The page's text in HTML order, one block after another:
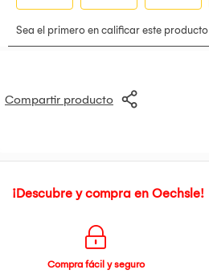
Compartir producto
¡Descubre y compra en Oechsle!
Compra fácil y seguro